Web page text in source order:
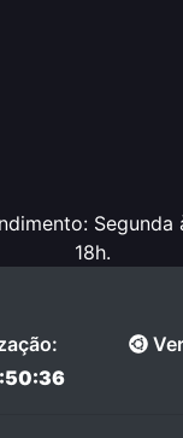
Segunda
18h.